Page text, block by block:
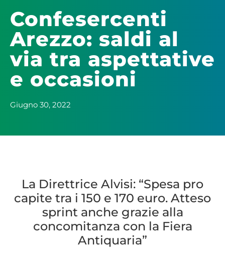
Confesercenti
Arezzo: saldi al
via tra aspettative
e occasioni
Giugno 30, 2022
La Direttrice Alvisi: “Spesa pro
capite tra i 150 e 170 euro. Atteso
sprint anche grazie alla
concomitanza con la Fiera
Antiquaria”